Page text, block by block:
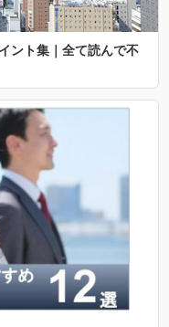
ント集｜全て読んで不